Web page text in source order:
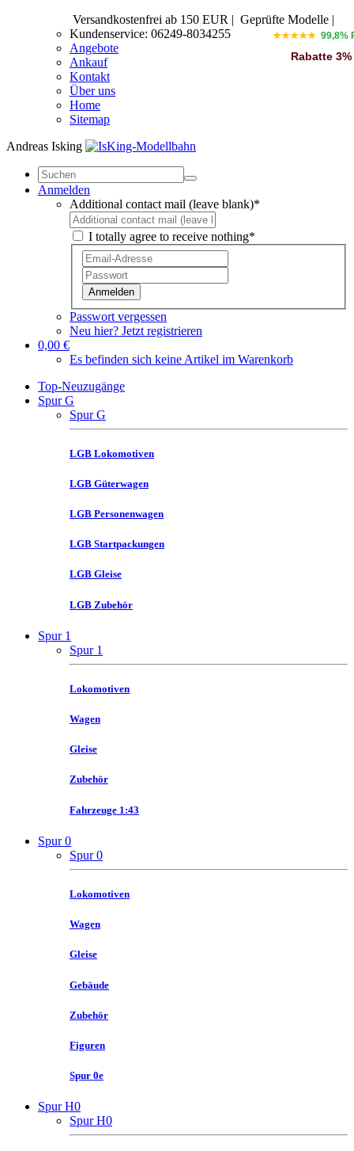
Versandkostenfrei ab 150 EUR | Geprüfte Modelle |
Kundenservice: 06249-8034255
Angebote
Ankauf
Kontakt
Über uns
Home
Sitemap
Andreas Isking
★★★★★ 99,8%
Rabatte 3%
Anmelden
Additional contact mail (leave blank)*
I totally agree to receive nothing*
Anmelden
Passwort vergessen
Neu hier? Jetzt registrieren
0,00 €
Es befinden sich keine Artikel im Warenkorb
Top-Neuzugänge
Spur G
Spur G
LGB Lokomotiven
LGB Güterwagen
LGB Personenwagen
LGB Startpackungen
LGB Gleise
LGB Zubehör
Spur 1
Spur 1
Lokomotiven
Wagen
Gleise
Zubehör
Fahrzeuge 1:43
Spur 0
Spur 0
Lokomotiven
Wagen
Gleise
Gebäude
Zubehör
Figuren
Spur 0e
Spur H0
Spur H0